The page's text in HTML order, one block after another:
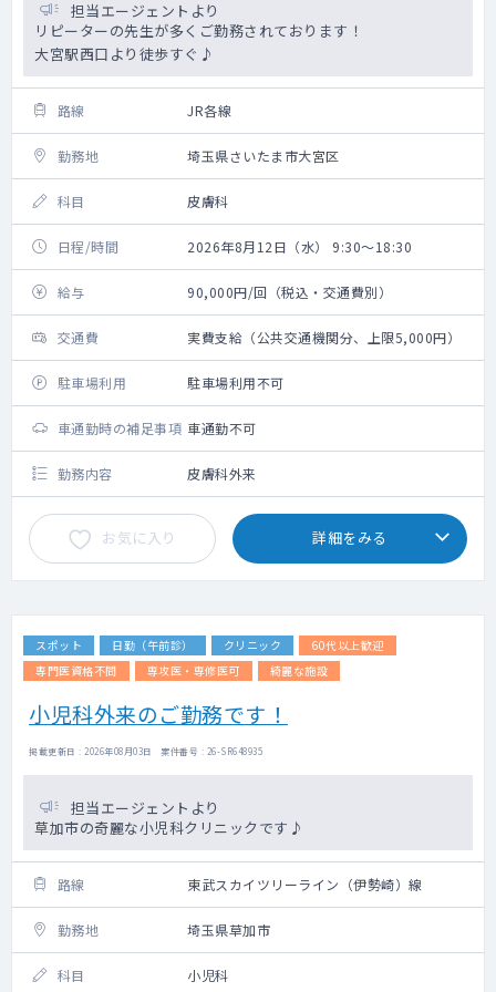
担当エージェントより
リピーターの先生が多くご勤務されております！
大宮駅西口より徒歩すぐ♪
路線 JR各線
勤務地 埼玉県さいたま市大宮区
科目 皮膚科
日程/時間 2026年8月12日（水） 9:30～18:30
給与 90,000円/回（税込・交通費別）
交通費 実費支給（公共交通機関分、上限5,000円）
駐車場利用 駐車場利用不可
車通勤時の補足事項 車通勤不可
勤務内容 皮膚科外来
お気に入り 詳細をみる
スポット 日勤（午前診） クリニック
60代以上歓迎
専門医資格不問
専攻医・専修医可 綺麗な施設
小児科外来のご勤務です！
掲載更新日 : 2026年08月03日 案件番号 : 26-SR648935
担当エージェントより
草加市の奇麗な小児科クリニックです♪
路線 東武スカイツリーライン（伊勢崎）線
勤務地 埼玉県草加市
科目 小児科